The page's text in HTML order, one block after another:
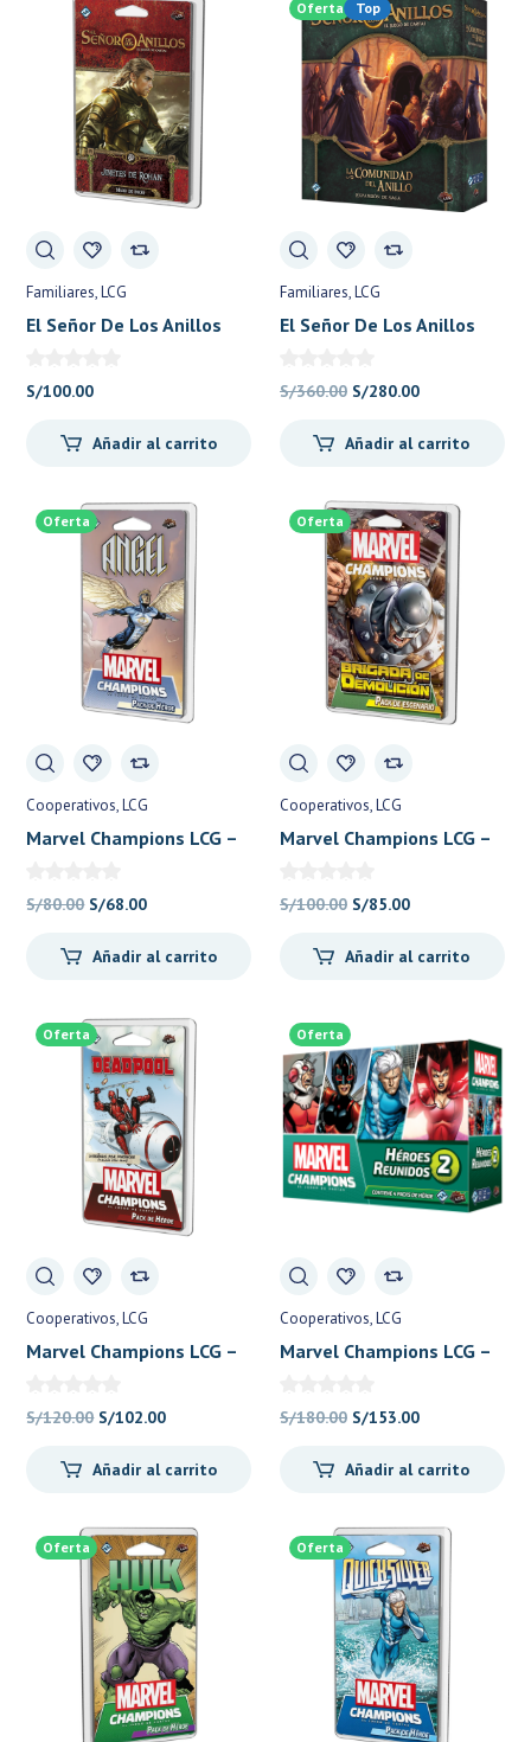
Familiares LCG
El Señor De Los Anillos
Flight
S/100.00
Añadir al carrito
Oferta Top
Familiares LCG
El Señor De Los Anillos
Flight
S/360.00 El
original
S/360.00.
S/280.00El
actual
S/280.00.
Añadir al carrito
Oferta
Cooperativos LCG
Marvel Champions LCG –
S/80.00 El
original
S/80.00.
S/68.00El
actual
S/68.00.
Añadir al carrito
Oferta
Cooperativos LCG
Marvel Champions LCG –
S/100.00 El
original
S/85.00El
actual
Añadir al carrito
Oferta
Cooperativos LCG
Marvel Champions LCG –
S/120.00 El
original
S/120.00.
S/102.00El
actual
S/102.00.
Añadir al carrito
Oferta
Cooperativos LCG
Marvel Champions LCG –
S/180.00 El
original
S/180.00.
S/153.00El
actual
S/153.00.
Añadir al carrito
Oferta Oferta